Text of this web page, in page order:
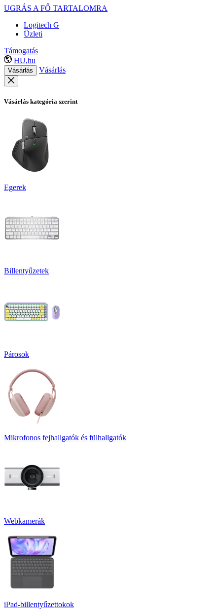
UGRÁS A FŐ TARTALOMRA
Logitech G
Üzleti
Támogatás
HU,hu
Vásárlás Vásárlás
Vásárlás kategória szerint
Egerek
Billentyűzetek
Párosok
Mikrofonos fejhallgatók és fülhallgatók
Webkamerák
iPad-billentyűzettokok